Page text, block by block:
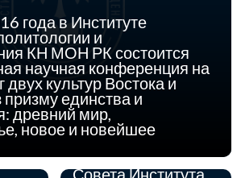
года в Институте
и
КН МОН РК состоится
научная конференция на
культур Востока и
единства и
древний мир,
новое и новейшее
03.12.2015
30 декабря 2015
года в 11.00 часов
состоится
заседание Ученого
Совета Института